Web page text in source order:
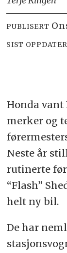
PUBLISERT
SIST
Honda vant
merker og
Neste år
rutinerte
“Flash”
helt ny bil.
De har